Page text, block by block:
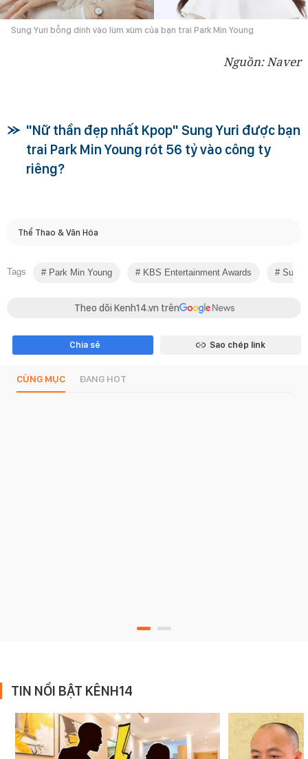
Sung Yuri bỗng dính vào lùm xùm của bạn trai Park Min Young
Nguồn: Naver
"Nữ thần đẹp nhất Kpop" Sung Yuri được bạn
trai Park Min Young rót 56 tỷ vào công ty
riêng?
Thể Thao & Văn Hóa
Tags Park Min Young KBS Entertainment Awards Sung
Theo dõi Kenh14.vn trên
Chia sẻ Sao chép link
CÙNG MỤC ĐANG HOT
TIN NỔI BẬT KÊNH14